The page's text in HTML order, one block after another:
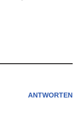
ANTWORTEN